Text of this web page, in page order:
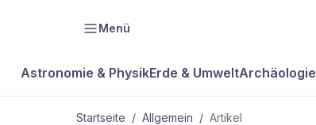
Menü
Astronomie & PhysikErde & UmweltArchäologie
Startseite / Allgemein / Artikel